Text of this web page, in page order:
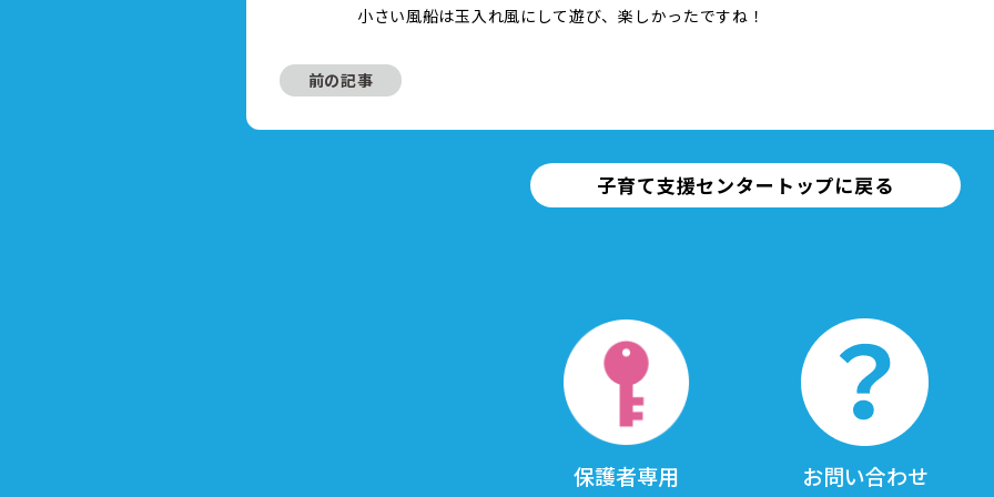
小さい風船は玉入れ風にして遊び、楽しかったですね！
前の記事
子育て支援センタートップに戻る
保護者専用
お問い合わせ